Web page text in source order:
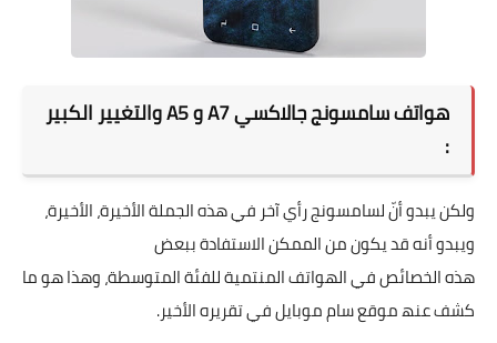
هواتف سامسونج جالاكسي A7 و A5 والتغيير الكبير
:
ولكن یبدو أنّ لسامسونج رأي آخر في ھذه الجملة الأخیرة، الأخیرة،
ویبدو أنه قد يكون من الممكن الاستفادة ببعض
ھذه الخصائص في الھواتف المنتمیة للفئة المتوسطة، وھذا ھو ما
كشف عنھ موقع سام موبایل في تقریره الأخیر.